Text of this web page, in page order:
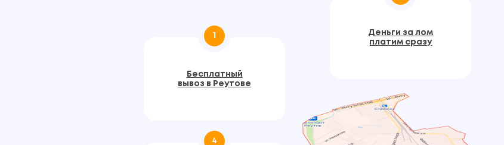
1
Бесплатный
вывоз в Реутове
Деньги за лом
платим сразу
4